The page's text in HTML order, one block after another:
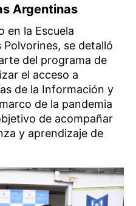
Argentinas
en la Escuela
Polvorines, se detalló
del programa de
el acceso a
de la Información y
de la pandemia
de acompañar
y aprendizaje de